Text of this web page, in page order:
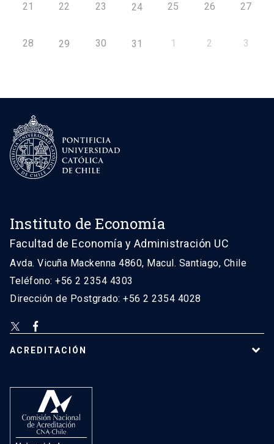
21 22 23 24 25 26 27
28 29 30 31 1 2 3
Instituto de Economía
Facultad de Economía y Administración UC
Avda. Vicuña Mackenna 4860, Macul. Santiago, Chile
Teléfono: +56 2 2354 4303
Dirección de Postgrado: +56 2 2354 4028
ACREDITACIÓN